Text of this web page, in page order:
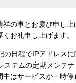
の事とお慶び申し上
お礼申し上げます。
日程でIPアドレスに
ステムの定期メンテナ
中はサービスが一時